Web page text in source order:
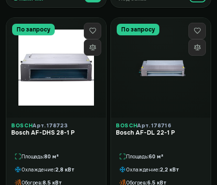
По запросу
BOSCHАрт. 178723
Bosch AF-DHS 28-1 P
Площадь 80 м²
Охлаждение 2,8 кВт
Обогрев 8.5 кВт
По запросу
BOSCHАрт. 178716
Bosch AF-DL 22-1 P
Площадь 60 м²
Охлаждение 2,2 кВт
Обогрев 6.5 кВт